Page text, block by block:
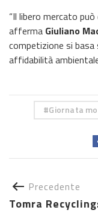
“Il libero mercato
afferma Giuliano
competizione si
affidabilità
Giornata
Precedente
Tomra